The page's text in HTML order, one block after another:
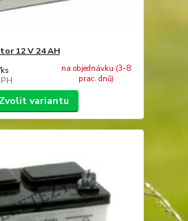
12 V 24 AH
ks
na objednávku (3-8
prac. dnů)
Zvolit variantu